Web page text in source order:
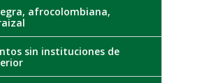
afrocolombiana,
sin instituciones de